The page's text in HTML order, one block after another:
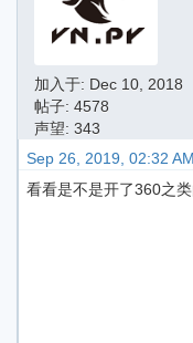
加入于: Dec 10, 2018
帖子: 4578
声望: 343
Sep 26, 2019, 02:32 AM
看看是不是开了360之